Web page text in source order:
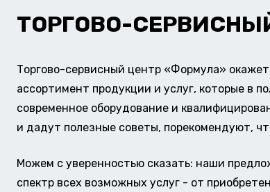
ТОРГОВО-
Торгово-сервисный центр «Формула»
ассортимент продукции и услуг, которые в
современное оборудование и
и дадут полезные советы, порекомендуют,
Можем с уверенностью сказать: наши
спектр всех возможных услуг - от